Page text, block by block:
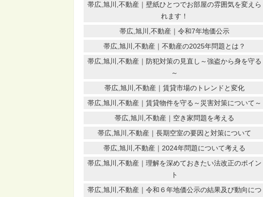
帯広,旭川,不動産｜壁紙ひとつでお部屋の雰囲気を変えら
れます！
帯広,旭川,不動産｜令和7年地価公示
帯広,旭川,不動産｜不動産の2025年問題とは？
帯広,旭川,不動産｜防犯対策の見直し～強盗から身を守る
～
帯広,旭川,不動産｜賃貸市場のトレンドと変化
帯広,旭川,不動産｜賃貸物件を守る～災害対策について～
帯広,旭川,不動産｜空き家問題を考える
帯広,旭川,不動産｜長期空室の要因と対策について
帯広,旭川,不動産｜2024年問題について考える
帯広,旭川,不動産｜理解を深めておきたい法改正のポイン
ト
帯広,旭川,不動産｜令和６年地価公示の結果及び動向につ